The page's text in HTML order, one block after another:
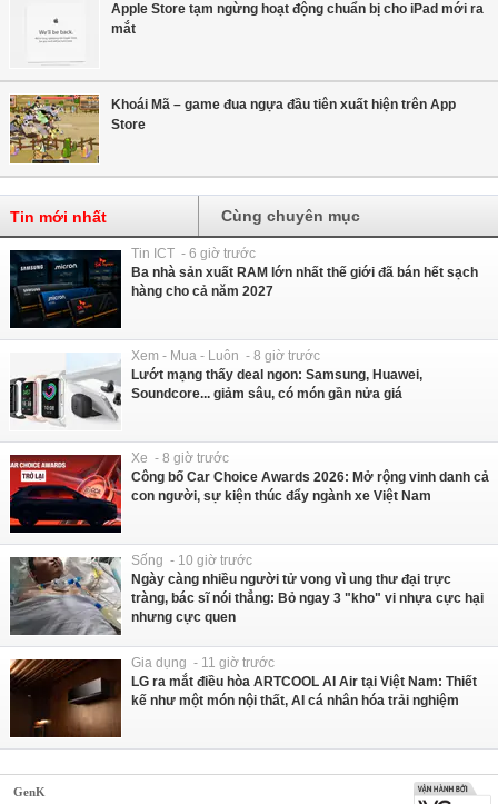
Apple Store tạm ngừng hoạt động chuẩn bị cho iPad mới ra
mắt
Khoái Mã – game đua ngựa đầu tiên xuất hiện trên App
Store
Tin mới nhất Cùng chuyên mục
Tin ICT - 6 giờ trước
Ba nhà sản xuất RAM lớn nhất thế giới đã bán hết sạch
hàng cho cả năm 2027
Xem - Mua - Luôn - 8 giờ trước
Lướt mạng thấy deal ngon: Samsung, Huawei,
Soundcore... giảm sâu, có món gần nửa giá
Xe - 8 giờ trước
Công bố Car Choice Awards 2026: Mở rộng vinh danh cả
con người, sự kiện thúc đẩy ngành xe Việt Nam
Sống - 10 giờ trước
Ngày càng nhiều người tử vong vì ung thư đại trực
tràng, bác sĩ nói thẳng: Bỏ ngay 3 "kho" vi nhựa cực hại
nhưng cực quen
Gia dụng - 11 giờ trước
LG ra mắt điều hòa ARTCOOL AI Air tại Việt Nam: Thiết
kế như một món nội thất, AI cá nhân hóa trải nghiệm
GenK